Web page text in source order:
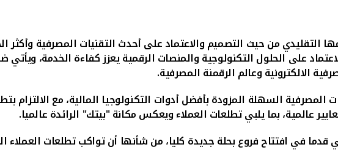
من حيث التصميم والاعتماد على أحدث التقنيات المصرفية وأكثر
على الحلول التكنولوجية والمنصات الرقمية يعزز كفاءة الخدمة، ويأتي
الالكترونية وعالم الرقمنة المصرفية.
السهلة المزودة بأفضل أدوات التكنولوجيا المالية، مع الالتزام
عالمية، بما يلبي تطلعات العملاء ويعكس مكانة "بيتك" الرائدة عالميا.
في افتتاح فروع بحلة جديدة كليا، من شأنها أن تواكب تطلعات